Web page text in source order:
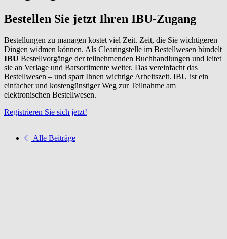
Bestellen Sie jetzt Ihren IBU-Zugang
Bestellungen zu managen kostet viel Zeit. Zeit, die Sie wichtigeren
Dingen widmen können. Als Clearingstelle im Bestellwesen bündelt
IBU Bestellvorgänge der teilnehmenden Buchhandlungen und leitet
sie an Verlage und Barsortimente weiter. Das vereinfacht das
Bestellwesen – und spart Ihnen wichtige Arbeitszeit. IBU ist ein
einfacher und kostengünstiger Weg zur Teilnahme am
elektronischen Bestellwesen.
Registrieren Sie sich jetzt!
Alle Beiträge